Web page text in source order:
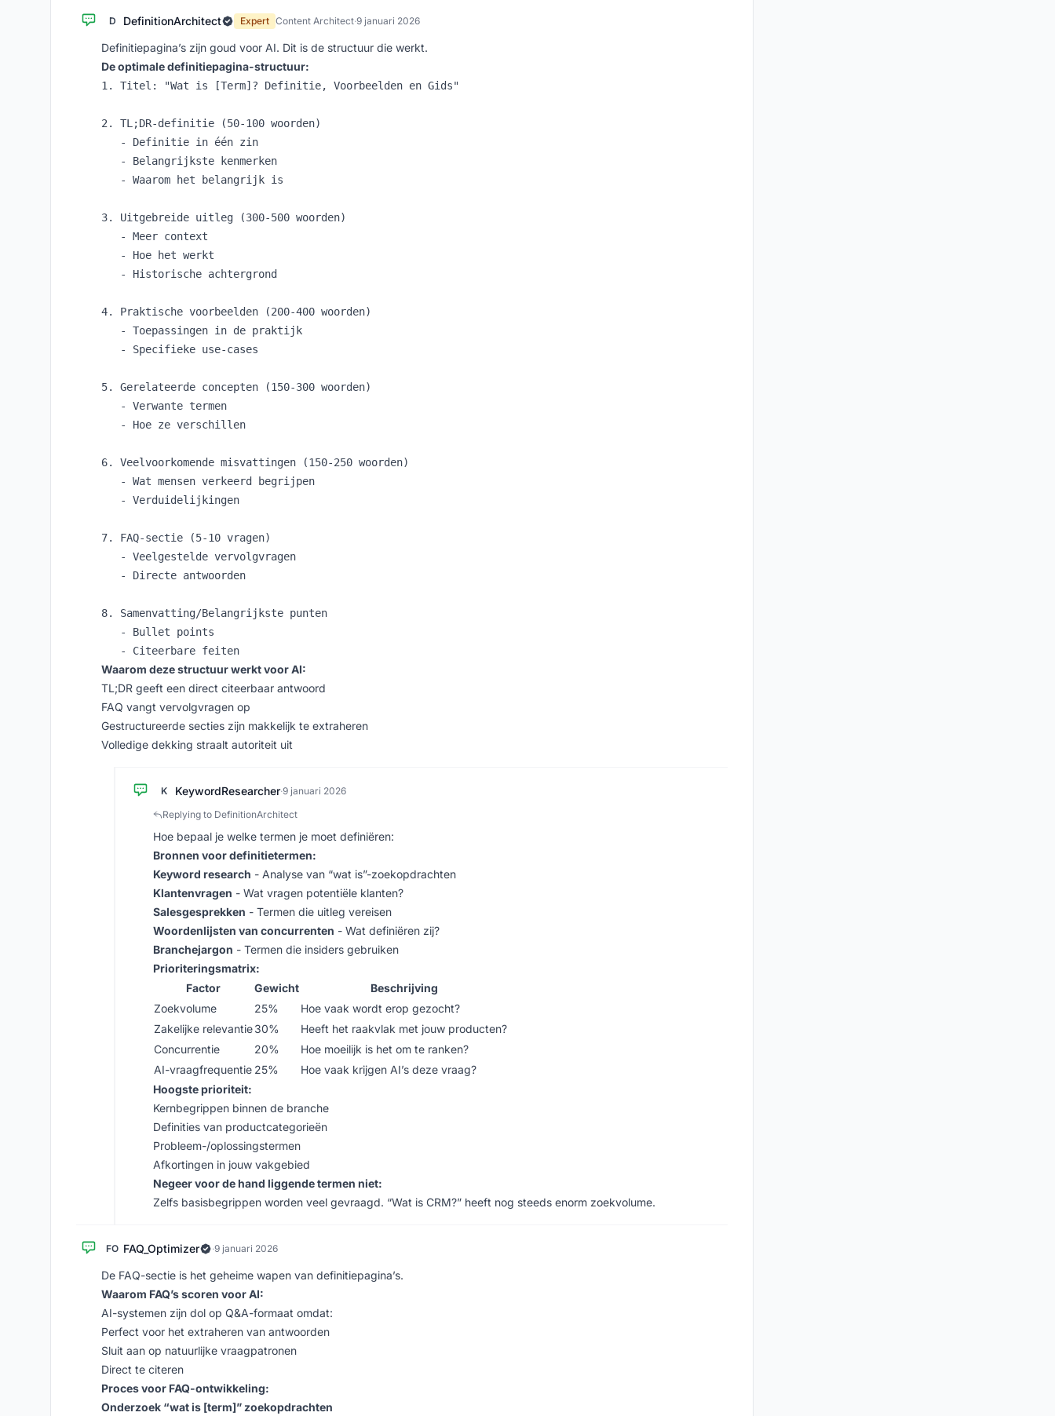
D DefinitionArchitect Expert Content Architect·9 januari 2026
Definitiepagina’s zijn goud voor AI. Dit is de structuur die werkt.
De optimale definitiepagina-structuur:
1. Titel: "Wat is [Term]? Definitie, Voorbeelden en Gids"
2. TL;DR-definitie (50-100 woorden)
   - Definitie in één zin
   - Belangrijkste kenmerken
   - Waarom het belangrijk is
3. Uitgebreide uitleg (300-500 woorden)
   - Meer context
   - Hoe het werkt
   - Historische achtergrond
4. Praktische voorbeelden (200-400 woorden)
   - Toepassingen in de praktijk
   - Specifieke use-cases
5. Gerelateerde concepten (150-300 woorden)
   - Verwante termen
   - Hoe ze verschillen
6. Veelvoorkomende misvattingen (150-250 woorden)
   - Wat mensen verkeerd begrijpen
   - Verduidelijkingen
7. FAQ-sectie (5-10 vragen)
   - Veelgestelde vervolgvragen
   - Directe antwoorden
8. Samenvatting/Belangrijkste punten
   - Bullet points
Waarom deze structuur werkt voor AI:
TL;DR geeft een direct citeerbaar antwoord
FAQ vangt vervolgvragen op
Gestructureerde secties zijn makkelijk te extraheren
Volledige dekking straalt autoriteit uit
K KeywordResearcher·9 januari 2026
Replying to DefinitionArchitect
Hoe bepaal je welke termen je moet definiëren:
Bronnen voor definitietermen:
Keyword research - Analyse van “wat is”-zoekopdrachten
Klantenvragen - Wat vragen potentiële klanten?
Salesgesprekken - Termen die uitleg vereisen
Woordenlijsten van concurrenten - Wat definiëren zij?
Branchejargon - Termen die insiders gebruiken
Prioriteringsmatrix:
Factor
Gewicht
Beschrijving
Zoekvolume
25%
Hoe vaak wordt erop gezocht?
Zakelijke relevantie30%
Heeft het raakvlak met jouw producten?
Concurrentie
20%
Hoe moeilijk is het om te ranken?
AI-vraagfrequentie 25%
Hoe vaak krijgen AI’s deze vraag?
Hoogste prioriteit:
Kernbegrippen binnen de branche
Definities van productcategorieën
Probleem-/oplossingstermen
Afkortingen in jouw vakgebied
Negeer voor de hand liggende termen niet:
Zelfs basisbegrippen worden veel gevraagd. “Wat is CRM?” heeft nog steeds enorm zoekvolume.
FO FAQ_Optimizer ·9 januari 2026
De FAQ-sectie is het geheime wapen van definitiepagina’s.
Waarom FAQ’s scoren voor AI:
AI-systemen zijn dol op Q&A-formaat omdat:
Perfect voor het extraheren van antwoorden
Sluit aan op natuurlijke vraagpatronen
Direct te citeren
Proces voor FAQ-ontwikkeling:
Onderzoek “wat is [term]” zoekopdrachten